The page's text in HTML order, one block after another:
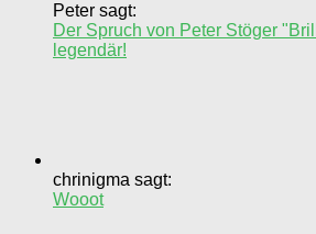
Peter sagt:
Der Spruch von Peter Stöger
legendär!
chrinigma sagt:
Wooot